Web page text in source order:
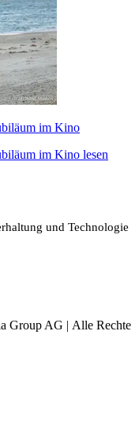
im Kino
im Kino lesen
und Technologie
Group AG | Alle Rechte